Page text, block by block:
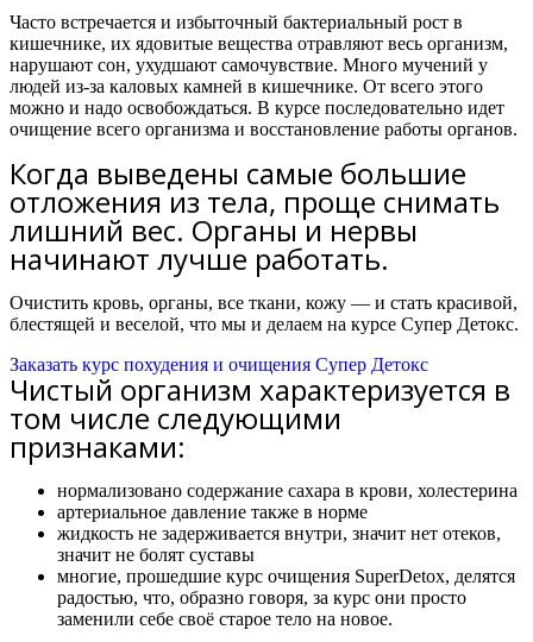
Часто встречается и избыточный бактериальный рост в
кишечнике, их ядовитые вещества отравляют весь организм,
нарушают сон, ухудшают самочувствие. Много мучений у
людей из-за каловых камней в кишечнике. От всего этого
можно и надо освобождаться. В курсе последовательно идет
очищение всего организма и восстановление работы органов.
Когда выведены самые большие
отложения из тела, проще снимать
лишний вес. Органы и нервы
начинают лучше работать.
Очистить кровь, органы, все ткани, кожу — и стать красивой,
блестящей и веселой, что мы и делаем на курсе Супер Детокс.
Заказать курс похудения и очищения Супер Детокс
Чистый организм характеризуется в
том числе следующими
признаками:
нормализовано содержание сахара в крови, холестерина
артериальное давление также в норме
жидкость не задерживается внутри, значит нет отеков,
значит не болят суставы
многие, прошедшие курс очищения SuperDetox, делятся
радостью, что, образно говоря, за курс они просто
заменили себе своё старое тело на новое.